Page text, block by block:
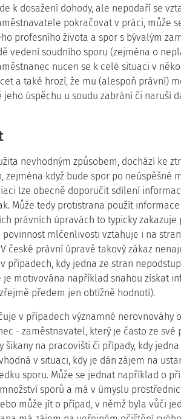
k dosažení dohody, ale nepodaří se
pokračovat v práci, může
profesního života a spor s bývalým
vedení soudního sporu (zejména o
nucen se k celé situaci v
a také hrozí, že mu (alespoň právní)
úspěchu u soudu zabrání či naruší
nevhodným způsobem, dochází ke
zejména když bude spor po neúspěšné
lze obecně doporučit sdílení
Může tedy protistrana použít
právních úpravách to typicky zakazuje
povinnost mlčenlivosti vztahuje i na
české právní úpravě takový zákaz
případech, kdy jedna ze stran
je motivována například snahou získat
předem jen obtížně hodnotí).
v případech významné nerovnováhy
- zaměstnavatel, který je často ze své
na pracovišti či případy, kdy
v situaci, kdy je dán zájem na
sporu. Může se jednat například o
sporů a má v úmyslu
může jít o případ, v němž byla vůči